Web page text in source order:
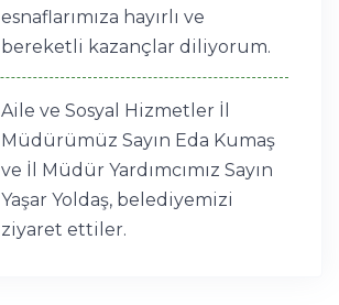
esnaflarımıza hayırlı ve
bereketli kazançlar diliyorum.
Aile ve Sosyal Hizmetler İl
Müdürümüz Sayın Eda Kumaş
ve İl Müdür Yardımcımız Sayın
Yaşar Yoldaş, belediyemizi
ziyaret ettiler.